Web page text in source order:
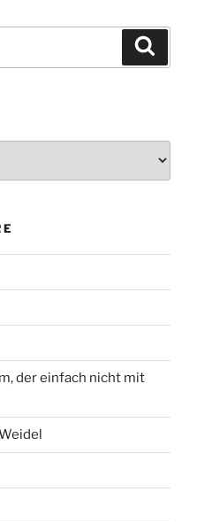
der einfach nicht mit